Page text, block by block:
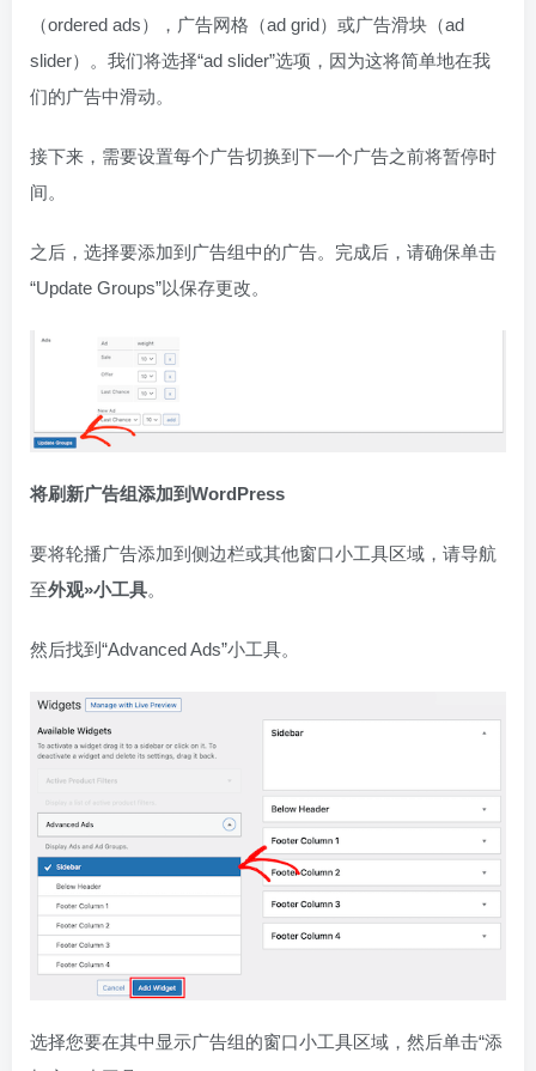
（ordered ads），广告网格（ad grid）或广告滑块（ad
slider）。我们将选择“ad slider”选项，因为这将简单地在我
们的广告中滑动。
接下来，需要设置每个广告切换到下一个广告之前将暂停时
间。
之后，选择要添加到广告组中的广告。完成后，请确保单击
“Update Groups”以保存更改。
将刷新广告组添加到WordPress
要将轮播广告添加到侧边栏或其他窗口小工具区域，请导航
至外观»小工具。
然后找到“Advanced Ads”小工具。
选择您要在其中显示广告组的窗口小工具区域，然后单击“添